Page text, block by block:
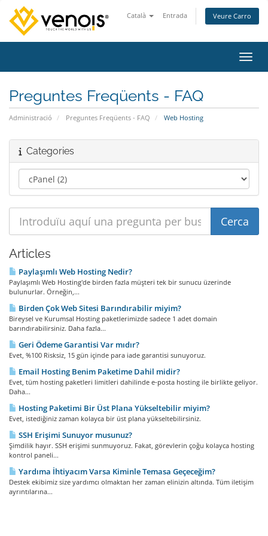
Català Entrada Veure Carro
Preguntes Freqüents - FAQ
Administració Preguntes Freqüents - FAQ Web Hosting
Categories
Articles
Paylaşımlı Web Hosting Nedir?
Paylaşımlı Web Hosting'de birden fazla müşteri tek bir sunucu üzerinde
bulunurlar. Örneğin,...
Birden Çok Web Sitesi Barındırabilir miyim?
Bireysel ve Kurumsal Hosting paketlerimizde sadece 1 adet domain
barındırabilirsiniz. Daha fazla...
Geri Ödeme Garantisi Var mıdır?
Evet, %100 Risksiz, 15 gün içinde para iade garantisi sunuyoruz.
Email Hosting Benim Paketime Dahil midir?
Evet, tüm hosting paketleri limitleri dahilinde e-posta hosting ile birlikte geliyor.
Daha...
Hosting Paketimi Bir Üst Plana Yükseltebilir miyim?
Evet, istediğiniz zaman kolayca bir üst plana yükseltebilirsiniz.
SSH Erişimi Sunuyor musunuz?
Şimdilik hayır. SSH erişimi sunmuyoruz. Fakat, görevlerin çoğu kolayca hosting
kontrol paneli...
Yardıma İhtiyacım Varsa Kiminle Temasa Geçeceğim?
Destek ekibimiz size yardımcı olmaktan her zaman elinizin altında. Tüm iletişim
ayrıntılarına...